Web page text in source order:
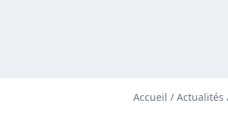
Accueil / Actualités